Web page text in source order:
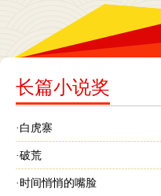
长篇小说奖
·白虎寨
·破荒
·时间悄悄的嘴脸